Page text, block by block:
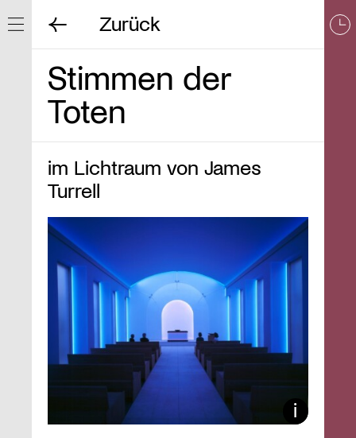
Navigation ein/ausblenden
Zurück
Stimmen der
Toten
im Lichtraum von James
Turrell